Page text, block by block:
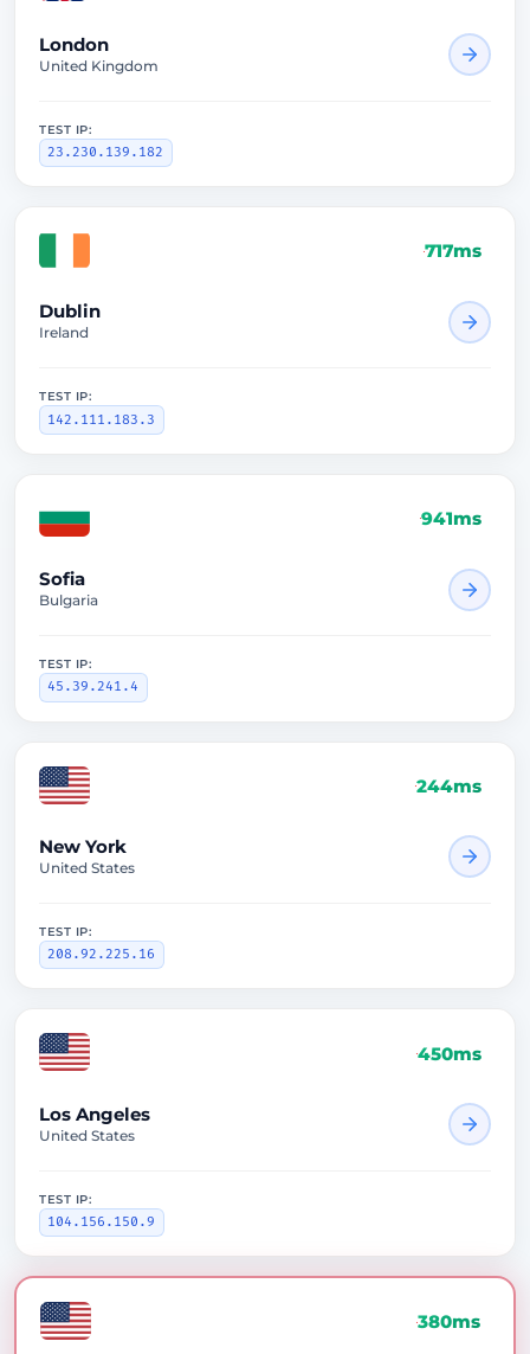
London
United Kingdom
TEST IP:
23.230.139.182
717ms
Dublin
Ireland
TEST IP:
142.111.183.3
941ms
Sofia
Bulgaria
TEST IP:
45.39.241.4
244ms
New York
United States
TEST IP:
208.92.225.16
450ms
Los Angeles
United States
TEST IP:
104.156.150.9
380ms